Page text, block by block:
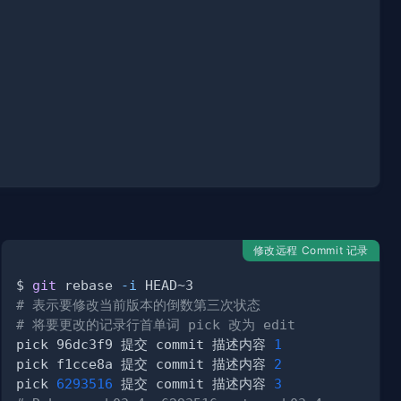
修改远程 Commit 记录
$ git rebase -i
# 表示要修改当前版本的倒数第三次状态
# 将要更改的记录行首单词 pick 改为 edit
pick 96dc3f9 提交 commit 描述内容 1
pick f1cce8a 提交 commit 描述内容 2
pick 6293516 提交 commit 描述内容 3